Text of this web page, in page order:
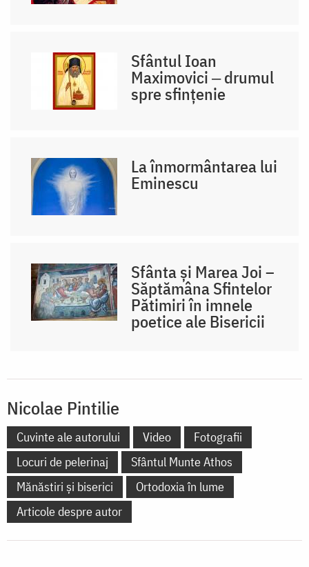
Sfântul Ioan
Maximovici ‒ drumul
spre sfințenie
La înmormântarea lui
Eminescu
Sfânta și Marea Joi –
Săptămâna Sfintelor
Pătimiri în imnele
poetice ale Bisericii
Nicolae Pintilie
Cuvinte ale autorului Video
Fotografii
Locuri de pelerinaj
Sfântul Munte Athos
Mănăstiri și biserici
Ortodoxia în lume
Articole despre autor